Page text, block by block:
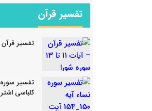
تفسیر قرآن
تفسیر قرآن – آیات ۱۱
کلباسی